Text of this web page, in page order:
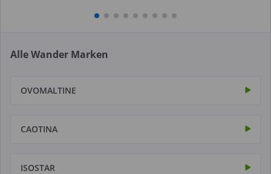
Alle Wander Marken
OVOMALTINE
CAOTINA
ISOSTAR